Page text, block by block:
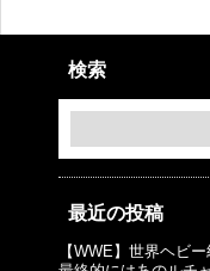
検索
最近の投稿
【WWE】世界ヘビ
© プロレス